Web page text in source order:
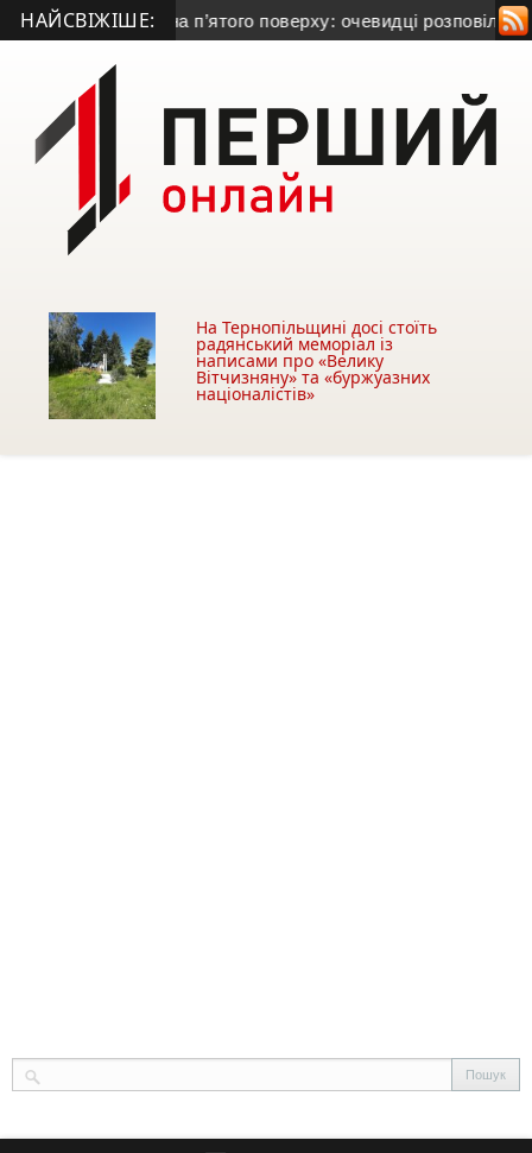
НАЙСВІЖІШЕ:
випав із вікна п’ятого поверху: очевидці розповіли, що
На Тернопільщині досі стоїть
радянський меморіал із
написами про «Велику
Вітчизняну» та «буржуазних
націоналістів»